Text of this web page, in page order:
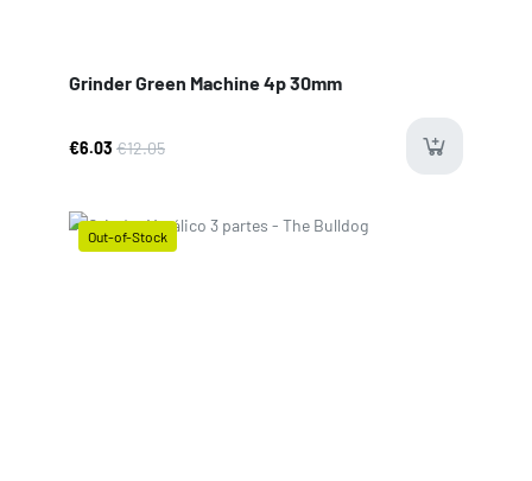
Grinder Green Machine 4p 30mm
€6.03 €12.05
Out-of-Stock